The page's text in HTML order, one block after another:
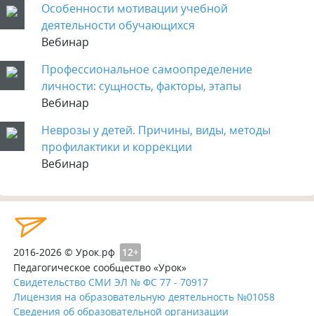
Особенности мотивации учебной
деятельности обучающихся
Вебинар
Профессиональное самоопределение
личности: сущность, факторы, этапы
Вебинар
Неврозы у детей. Причины, виды, методы
профилактики и коррекции
Вебинар
2016-2026 © Урок.рф 12+
Педагогическое сообщество «Урок»
Свидетельство СМИ ЭЛ № ФС 77 - 70917
Лицензия на образовательную деятельность №01058
Сведения об образовательной организации